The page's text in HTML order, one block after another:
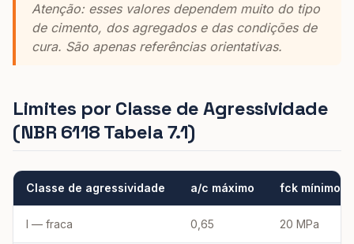
Atenção: esses valores dependem muito do tipo
de cimento, dos agregados e das condições de
cura. São apenas referências orientativas.
Limites por Classe de Agressividade
(NBR 6118 Tabela 7.1)
Classe de agressividade a/c máximo fck mínimo
I — fraca 0,65 20 MPa